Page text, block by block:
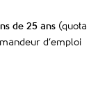
de 25 ans (quota
d’emploi